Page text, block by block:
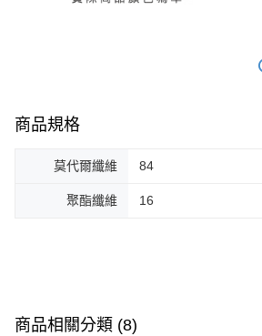
商品規格
莫代爾纖維 84
聚酯纖維 16
商品相關分類 (8)